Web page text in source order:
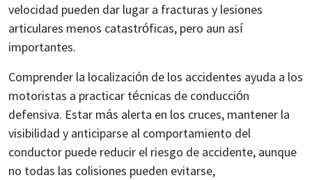
velocidad pueden dar lugar a fracturas y lesiones
articulares menos catastróficas, pero aun así
importantes.
Comprender la localización de los accidentes ayuda a los
motoristas a practicar técnicas de conducción
defensiva. Estar más alerta en los cruces, mantener la
visibilidad y anticiparse al comportamiento del
conductor puede reducir el riesgo de accidente, aunque
no todas las colisiones pueden evitarse,